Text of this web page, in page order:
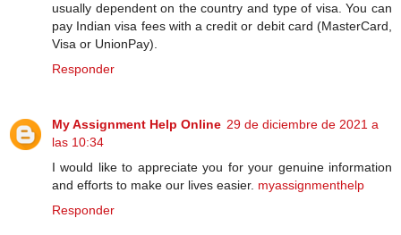
usually dependent on the country and type of visa. You can
pay Indian visa fees with a credit or debit card (MasterCard,
Visa or UnionPay).
Responder
My Assignment Help Online 29 de diciembre de 2021 a
las 10:34
I would like to appreciate you for your genuine information
and efforts to make our lives easier. myassignmenthelp
Responder